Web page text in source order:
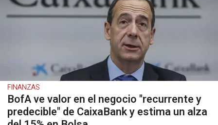
FINANZAS
BofA ve valor en el negocio "recurrente y
predecible" de CaixaBank y estima un alza